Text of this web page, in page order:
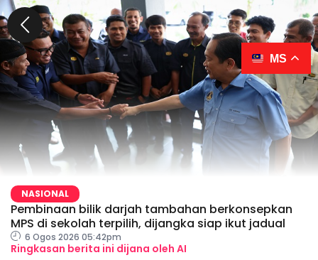
NASIONAL
Pembinaan bilik darjah tambahan berkonsepkan
MPS di sekolah terpilih, dijangka siap ikut jadual
6 Ogos 2026 05:42pm
Ringkasan berita ini dijana oleh AI
MS